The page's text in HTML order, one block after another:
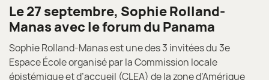
Le 27 septembre, Sophie Rolland-
Manas avec le forum du Panama
Sophie Rolland-Manas est une des 3 invitées du 3e
Espace École organisé par la Commission locale
épistémique et d’accueil (CLEA) de la zone d’Amérique